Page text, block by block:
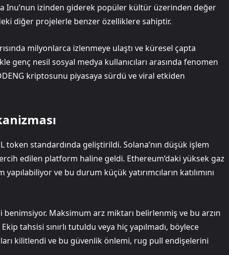
Inu’nun izinden giderek popüler kültür üzerinden değer
diğer projelerle benzer özelliklere sahiptir.
milyonlarca izlenmeye ulaştı ve küresel çapta
genç nesil sosyal medya kullanıcıları arasında fenomen
kriptosunu piyasaya sürdü ve viral etkiden
token standardında geliştirildi. Solana’nın düşük işlem
edilen platform haline geldi. Ethereum’daki yüksek gaz
ve bu durum küçük yatırımcıların katılımını
benimsiyor. Maksimum arz miktarı belirlenmiş ve bu arzın
tahsisi sınırlı tutuldu veya hiç yapılmadı, böylece
kilitlendi ve bu güvenlik önlemi, rug pull endişelerini